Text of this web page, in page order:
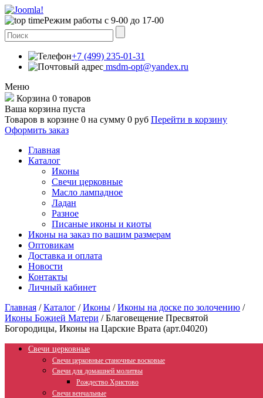
Режим работы с 9-00 до 17-00
+7 (499) 235-01-31
msdm-opt@yandex.ru
Меню
Корзина 0 товаров
Ваша корзина пуста
Товаров в корзине 0 на сумму 0 руб Перейти в корзину
Оформить заказ
Главная
Каталог
Иконы
Свечи церковные
Масло лампадное
Ладан
Разное
Писаные иконы и киоты
Иконы на заказ по вашим размерам
Оптовикам
Доставка и оплата
Новости
Контакты
Личный кабинет
Главная /Каталог /Иконы /Иконы на доске по золочению /
Иконы Божией Матери /Благовещение Пресвятой
Богородицы, Иконы на Царские Врата (арт.04020)
Свечи церковные
Свечи церковные станочные восковые
Свечи для домашней молитвы
Рождество Христово
Свечи венчальные